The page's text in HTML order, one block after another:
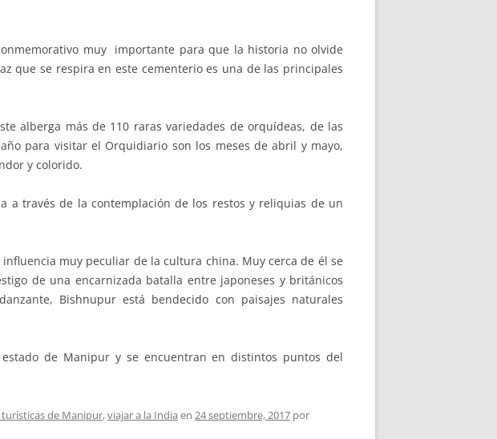
muy importante para que la historia no olvide
que se respira en este cementerio es una de las principales
alberga más de 110 raras variedades de orquídeas, de las
para visitar el Orquidiario son los meses de abril y mayo,
y colorido.
través de la contemplación de los restos y reliquias de un
muy peculiar de la cultura china. Muy cerca de él se
de una encarnizada batalla entre japoneses y británicos
Bishnupur está bendecido con paisajes naturales
de Manipur y se encuentran en distintos puntos del
de Manipur,viajar a la India en 24 septiembre, 2017 por